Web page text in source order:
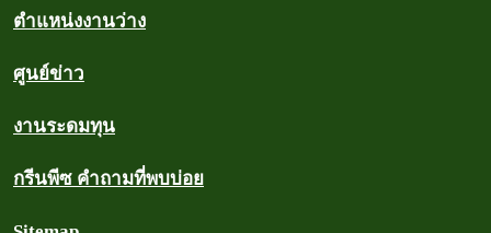
ตำแหน่งงานว่าง
ศูนย์ข่าว
งานระดมทุน
กรีนพีซ คำถามที่พบบ่อย